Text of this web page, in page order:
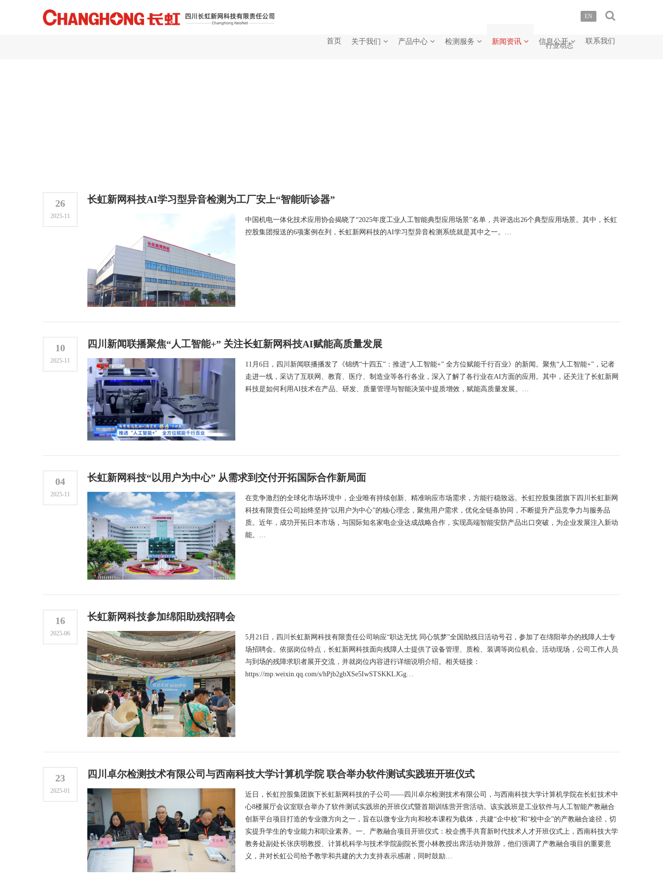
EN
首页 关于我们 产品中心 检测服务 新闻资讯 信息公开 联系我们
公司新闻 行业动态
26
2025-11
长虹新网科技AI学习型异音检测为工厂安上“智能听诊器”
中国机电一体化技术应用协会揭晓了“2025年度工业人工智能典型应用场景”名单，共评选出26个典型应用场景。其中，长虹
控股集团报送的6项案例在列，长虹新网科技的AI学习型异音检测系统就是其中之一。…
10
2025-11
四川新闻联播聚焦“人工智能+” 关注长虹新网科技AI赋能高质量发展
11月6日，四川新闻联播播发了《锦绣“十四五”：推进“人工智能+” 全方位赋能千行百业》的新闻。聚焦“人工智能+”，记者
走进一线，采访了互联网、教育、医疗、制造业等各行各业，深入了解了各行业在AI方面的应用。其中，还关注了长虹新网
科技是如何利用AI技术在产品、研发、质量管理与智能决策中提质增效，赋能高质量发展。…
04
2025-11
长虹新网科技“以用户为中心” 从需求到交付开拓国际合作新局面
在竞争激烈的全球化市场环境中，企业唯有持续创新、精准响应市场需求，方能行稳致远。长虹控股集团旗下四川长虹新网
科技有限责任公司始终坚持“以用户为中心”的核心理念，聚焦用户需求，优化全链条协同，不断提升产品竞争力与服务品
质。近年，成功开拓日本市场，与国际知名家电企业达成战略合作，实现高端智能安防产品出口突破，为企业发展注入新动
能。…
16
2025-06
长虹新网科技参加绵阳助残招聘会
5月21日，四川长虹新网科技有限责任公司响应“职达无忧 同心筑梦”全国助残日活动号召，参加了在绵阳举办的残障人士专
场招聘会。依据岗位特点，长虹新网科技面向残障人士提供了设备管理、质检、装调等岗位机会。活动现场，公司工作人员
与到场的残障求职者展开交流，并就岗位内容进行详细说明介绍。相关链接：
https://mp.weixin.qq.com/s/hPjb2gbXSe5IwSTSKKLJGg…
23
2025-01
四川卓尔检测技术有限公司与西南科技大学计算机学院 联合举办软件测试实践班开班仪式
近日，长虹控股集团旗下长虹新网科技的子公司——四川卓尔检测技术有限公司，与西南科技大学计算机学院在长虹技术中
心8楼展厅会议室联合举办了软件测试实践班的开班仪式暨首期训练营开营活动。该实践班是工业软件与人工智能产教融合
创新平台项目打造的专业微方向之一，旨在以微专业方向和校本课程为载体，共建“企中校”和“校中企”的产教融合途径，切
实提升学生的专业能力和职业素养。一、产教融合项目开班仪式：校企携手共育新时代技术人才开班仪式上，西南科技大学
教务处副处长张庆明教授、计算机科学与技术学院副院长贾小林教授出席活动并致辞，他们强调了产教融合项目的重要意
义，并对长虹公司给予教学和共建的大力支持表示感谢，同时鼓励…